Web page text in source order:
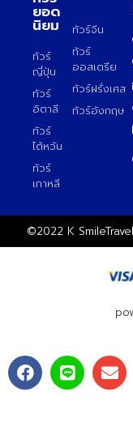
ยอด
นิยม
ทัวร์
ญี่ปุ่น
ทัวร์
อิตาลี
ทัวร์
ไต้หวัน
ทัวร์
เกาหลี
ทัวร์จีน
ทัวร์
ออสเตรีย
ทัวร์ฝรั่งเศส
ทัวร์อังกฤษ
©2022 K
ทัวร์สิงคโปร์
ทัวร์ตุรเคีย
ทัวร์สวิตเซอร์แลนด์
ทัวร์พม่า
ทัวร์ลาว
ทัวร์มัลดีฟส์
ทัวร์อินเดีย